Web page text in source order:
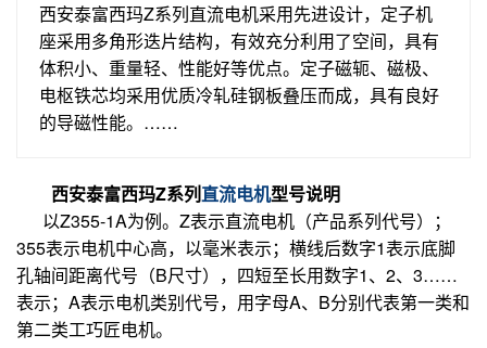
西安泰富西玛Z系列直流电机采用先进设计，定子机
座采用多角形迭片结构，有效充分利用了空间，具有
体积小、重量轻、性能好等优点。定子磁轭、磁极、
电枢铁芯均采用优质冷轧硅钢板叠压而成，具有良好
的导磁性能。……
西安泰富西玛Z系列直流电机型号说明
以Z355-1A为例。Z表示直流电机（产品系列代号）；
355表示电机中心高，以毫米表示；横线后数字1表示底脚
孔轴间距离代号（B尺寸），四短至长用数字1、2、3……
表示；A表示电机类别代号，用字母A、B分别代表第一类和
第二类工巧匠电机。